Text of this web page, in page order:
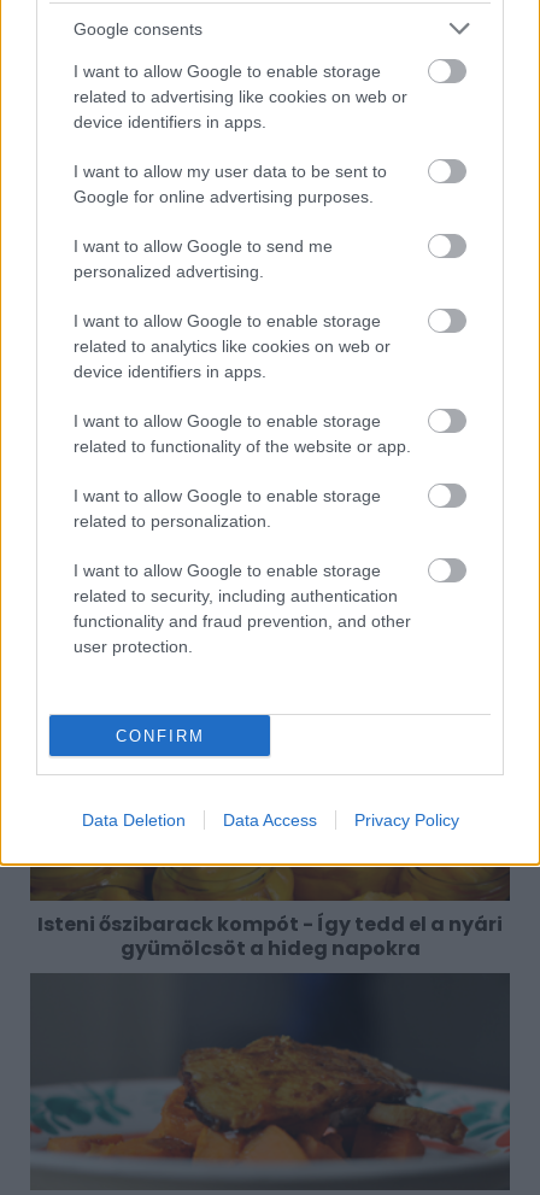
Google consents
I want to allow Google to enable storage
related to advertising like cookies on web or
device identifiers in apps.
I want to allow my user data to be sent to
Google for online advertising purposes.
I want to allow Google to send me
personalized advertising.
I want to allow Google to enable storage
related to analytics like cookies on web or
device identifiers in apps.
I want to allow Google to enable storage
related to functionality of the website or app.
I want to allow Google to enable storage
related to personalization.
I want to allow Google to enable storage
related to security, including authentication
functionality and fraud prevention, and other
user protection.
CONFIRM
Data Deletion Data Access Privacy Policy
zöld tea áztatás jeges tea
konyhai trükk
konyhai tipp
Kapcsolódó receptek
Megoldások, ha lángol az arcod a csípőstől -
A hideg víz egyenesen rossz ötlet
Isteni őszibarack kompót - Így tedd el a nyári
gyümölcsöt a hideg napokra